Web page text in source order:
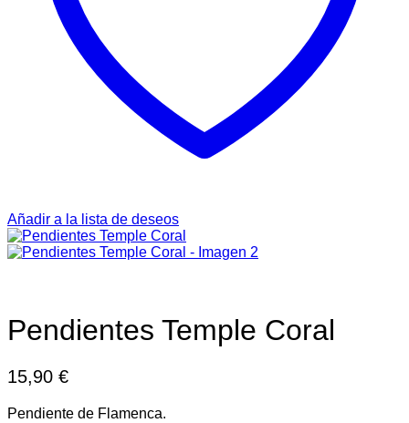
Añadir a la lista de deseos
Pendientes Temple Coral
15,90 €
Pendiente de Flamenca.